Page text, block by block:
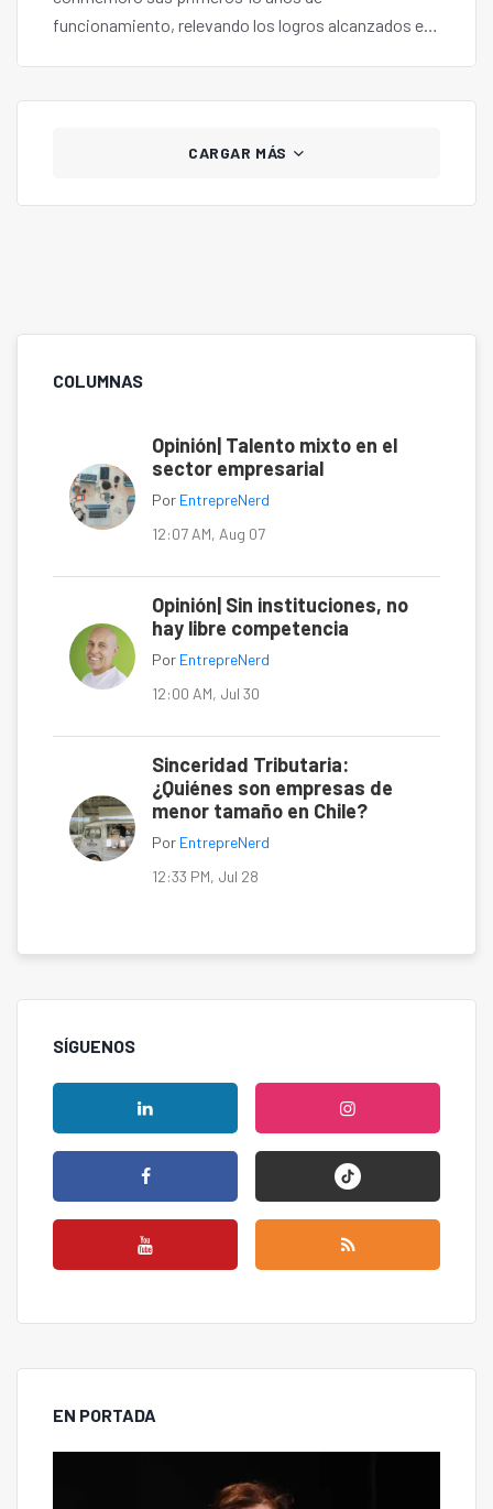
funcionamiento, relevando los logros alcanzados en
CARGAR MÁS
COLUMNAS
Opinión| Talento mixto en el
sector empresarial
Por EntrepreNerd
12:07 AM, Aug 07
Opinión| Sin instituciones, no
hay libre competencia
Por EntrepreNerd
12:00 AM, Jul 30
Sinceridad Tributaria:
¿Quiénes son empresas de
menor tamaño en Chile?
Por EntrepreNerd
12:33 PM, Jul 28
SÍGUENOS
EN PORTADA